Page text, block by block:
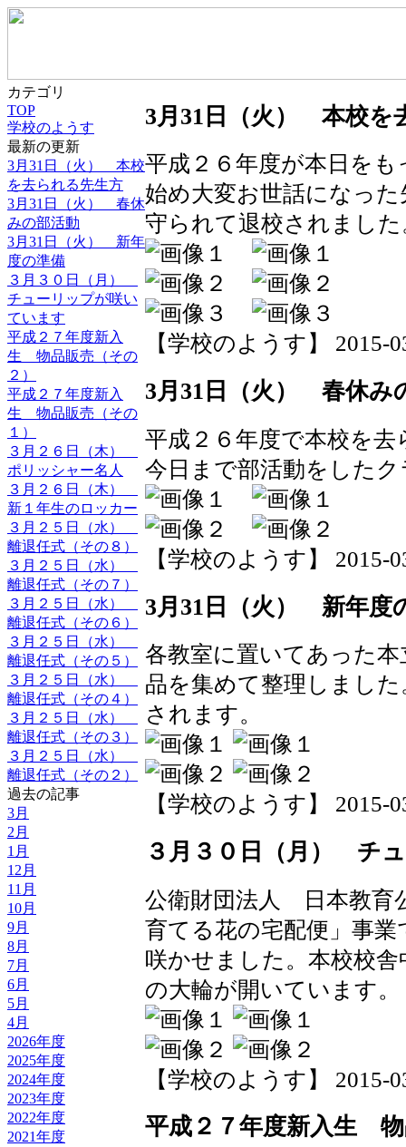
カテゴリ
TOP
学校のようす
最新の更新
3月31日（火） 本校
を去られる先生方
3月31日（火） 春休
みの部活動
3月31日（火） 新年
度の準備
３月３０日（月）
チューリップが咲い
ています
平成２７年度新入
生 物品販売（その
２）
平成２７年度新入
生 物品販売（その
１）
３月２６日（木）
ポリッシャー名人
３月２６日（木）
新１年生のロッカー
３月２５日（水）
離退任式（その８）
３月２５日（水）
離退任式（その７）
３月２５日（水）
離退任式（その６）
３月２５日（水）
離退任式（その５）
３月２５日（水）
離退任式（その４）
３月２５日（水）
離退任式（その３）
３月２５日（水）
離退任式（その２）
過去の記事
3月
2月
1月
12月
11月
10月
9月
8月
7月
6月
5月
4月
2026年度
2025年度
2024年度
2023年度
2022年度
2021年度
3月31日（火） 本校を
平成２６年度が本日を
始め大変お世話になっ
守られて退校されました
【学校のようす】 2015-
3月31日（火） 春休み
平成２６年度で本校を
今日まで部活動をした
【学校のようす】 2015-
3月31日（火） 新年度
各教室に置いてあった
品を集めて整理しまし
されます。
【学校のようす】 2015-
３月３０日（月） チ
公衛財団法人 日本教育
育てる花の宅配便」事
咲かせました。本校校
の大輪が開いています。
【学校のようす】 2015-
平成２７年度新入生